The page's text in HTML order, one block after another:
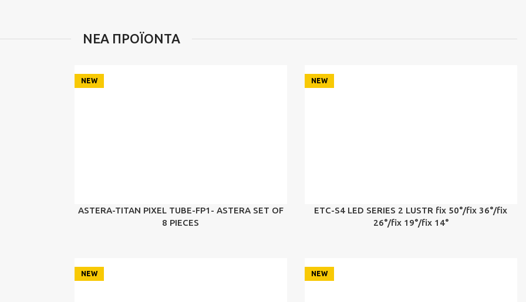
Dimmers
ΝΕΑ ΠΡΟΪΟΝΤΑ
NEW
ASTERA-TITAN PIXEL TUBE-FP1- ASTERA SET OF
8 PIECES
NEW
ETC-S4 LED SERIES 2 LUSTR fix 50°/fix 36°/fix
26°/fix 19°/fix 14°
NEW NEW